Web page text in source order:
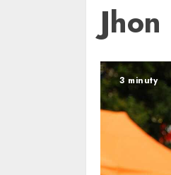
3 minuty